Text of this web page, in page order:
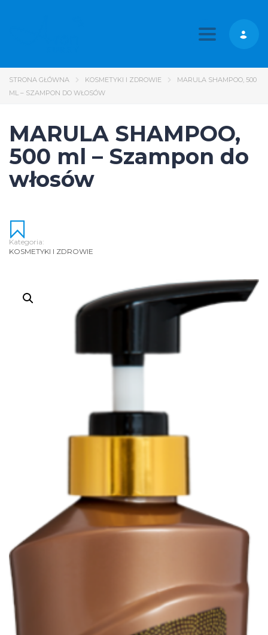
Toggle
STRONA GŁÓWNA KOSMETYKI I ZDROWIE
MARULA SHAMPOO, 500
ML – SZAMPON DO WŁOSÓW
MARULA SHAMPOO,
500 ml – Szampon do
włosów
Kategoria:
KOSMETYKI I ZDROWIE